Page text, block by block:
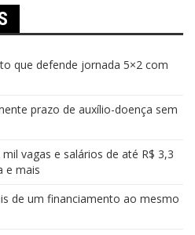
que defende jornada 5×2 com
prazo de auxílio-doença sem
vagas e salários de até R$ 3,3
e mais
de um financiamento ao mesmo